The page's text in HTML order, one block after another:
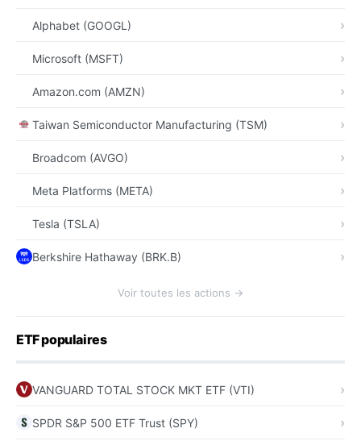
Alphabet (GOOGL)
Microsoft (MSFT)
Amazon.com (AMZN)
Taiwan Semiconductor Manufacturing (TSM)
Broadcom (AVGO)
Meta Platforms (META)
Tesla (TSLA)
Berkshire Hathaway (BRK.B)
Voir toutes les actions →
ETF populaires
VANGUARD TOTAL STOCK MKT ETF (VTI)
SPDR S&P 500 ETF Trust (SPY)